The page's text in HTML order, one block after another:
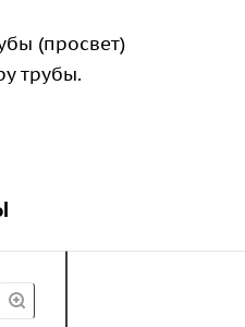
(просвет)
трубы.